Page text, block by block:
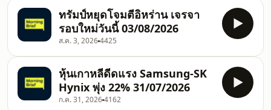
เข้าใจทุกการลงทุน กับ Naomi แขกรับ
เชิญ กรภัทร วรเชษฐ์ ผู้อำนวยการฝ่ายวิจัย
และบริการการลงทุน บล.กรุงศรี พัฒนสิน
Naomi ดำเนินรายการ รายการ The
Investo กับ Naomi วิเคราะห์เจาะลึกข่าว
สำคัญในแต่ละวัน กับผู้เชี่ยวชาญในด้าน
ต่างๆ ทั้งเศรษฐกิจ การเงิน และการลงทุน
คุยเคลียร์ข่าว ให้
ทรัมป์หยุดโจมตีอิหร่าน เจรจา
รอบใหม่วันนี้ 03/08/2026
ส.ค. 3, 20264425
หุ้นเกาหลีดีดแรง Samsung-SK
Hynix พุ่ง 22% 31/07/2026
ก.ค. 31, 20264162